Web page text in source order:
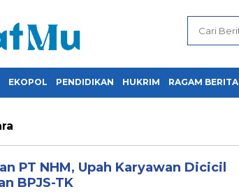
EKOPOL PENDIDIKAN HUKRIM RAGAM BERITA
PT NHM, Upah Karyawan Dicicil
BPJS-TK